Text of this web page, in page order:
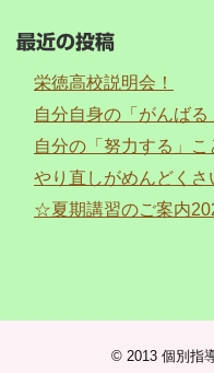
最近の投稿
栄徳高校説明会！
自分自身の「がんば
自分の「努力する」
やり直しがめんどくさ
☆夏期講習のご案内
© 2013 個別指